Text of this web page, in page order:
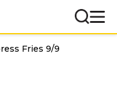
Fries 9/9